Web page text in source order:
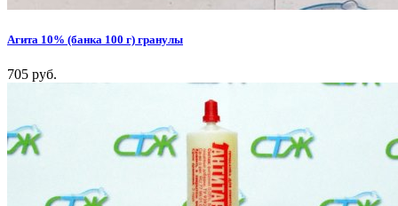
Агита 10% (банка 100 г) гранулы
705 руб.